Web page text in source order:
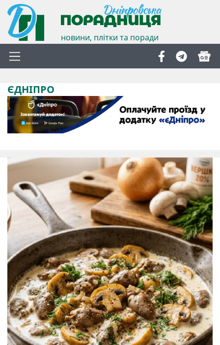
новини, плітки та поради
ЄДНІПРО